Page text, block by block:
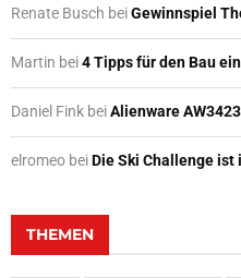
Renate Busch beiGewinnspiel
Martin bei4 Tipps für den Bau
Daniel Fink beiAlienware
elromeo beiDie Ski Challenge ist
THEMEN